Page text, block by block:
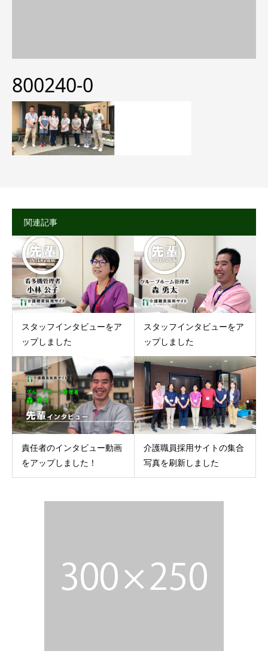
800240-0
関連記事
スタッフインタビューをア
ップしました
スタッフインタビューをア
ップしました
責任者のインタビュー動画
をアップしました！
介護職員採用サイトの集合
写真を刷新しました